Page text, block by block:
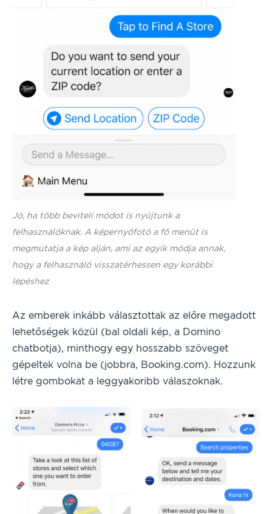
Jó, ha több beviteli módot is nyújtunk a
felhasználóknak. A képernyőfotó a fő menüt is
megmutatja a kép alján, ami az egyik módja annak,
hogy a felhasználó visszatérhessen egy korábbi
lépéshez
Az emberek inkább választottak az előre megadott
lehetőségek közül (bal oldali kép, a Domino
chatbotja), minthogy egy hosszabb szöveget
gépeltek volna be (jobbra, Booking.com). Hozzunk
létre gombokat a leggyakoribb válaszoknak.